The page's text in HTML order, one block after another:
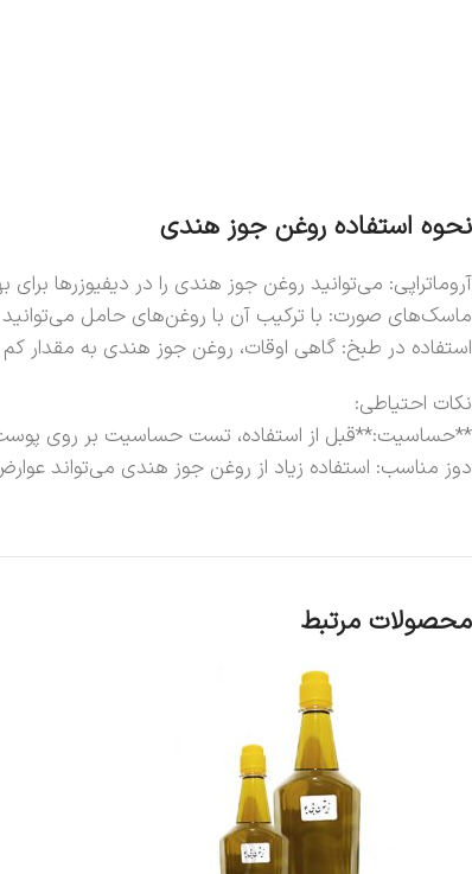
نحوه استفاده روغن جوز هندی
آروماتراپی: می‌توانید روغن جوز هندی را در دیفیوزرها
ماسک‌های صورت: با ترکیب آن با روغن‌های حامل می‌توانید
استفاده در طبخ: گاهی اوقات، روغن جوز هندی به مقدار
نکات احتیاطی:
**حساسیت:**قبل از استفاده، تست حساسیت بر روی
دوز مناسب: استفاده زیاد از روغن جوز هندی می‌تواند
محصولات مرتبط